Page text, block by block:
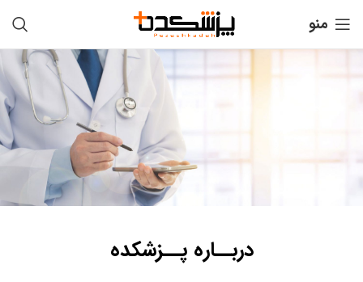
منو
دربــاره پــزشکده